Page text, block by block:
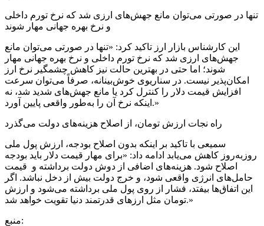
تنها در صورتی می‌توان مانع جهش‌های ارزی شد که نرخ تورم داخلی
و نرخ بهره جهانی مهار شوند
این کارشناس بازار ارز تاکید کرد: «تنها در صورتی می‌توان مانع
جهش‌های ارزی شد که نرخ تورم داخلی و نرخ بهره جهانی مهار
شوند؛ اما حتی در بهترین حالت نیز کاهش چشمگیر نرخ ارز
امکان‌پذیر نیست. در سناریوی خوش‌بینانه، صرفاً می‌توان سرعت
افزایش قیمت دلار را کنترل کرد یا مانع جهش‌های شدید شد، نه
اینکه نرخ آن را به‌طور واقعی پایین آورد.»
راه نجات ارزش تومان، از اصلاح هزینه‌های دولت می‌گذرد
سمیعی با تاکید بر اینکه بدون اصلاح بودجه، ارزش پول ملی
روزبه‌روز کاهش می‌یابد ادامه داد: «برای مهار قیمت دلار باید بودجه
اصلاح شود. هزینه‌های اضافی از دوش دولت برداشته و قیمت
حامل‌های انرژی واقعی شود، و خرج دولت بیش از دخل نباشد. اگر
این اتفاق‌ها بیفتد، فشار از روی پول ملی برداشته می‌شود و ارزش
تومان مثل ارزهای قدرتمند دنیا تقویت خواهد شد.»
منبع: